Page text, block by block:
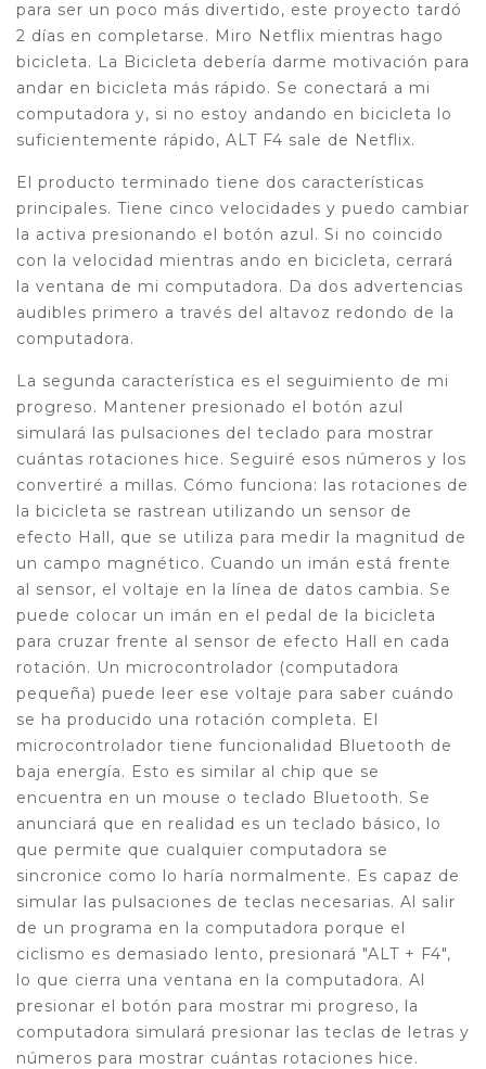
para ser un poco más divertido, este proyecto tardó
2 días en completarse. Miro Netflix mientras hago
bicicleta. La Bicicleta debería darme motivación para
andar en bicicleta más rápido. Se conectará a mi
computadora y, si no estoy andando en bicicleta lo
suficientemente rápido, ALT F4 sale de Netflix.
El producto terminado tiene dos características
principales. Tiene cinco velocidades y puedo cambiar
la activa presionando el botón azul. Si no coincido
con la velocidad mientras ando en bicicleta, cerrará
la ventana de mi computadora. Da dos advertencias
audibles primero a través del altavoz redondo de la
computadora.
La segunda característica es el seguimiento de mi
progreso. Mantener presionado el botón azul
simulará las pulsaciones del teclado para mostrar
cuántas rotaciones hice. Seguiré esos números y los
convertiré a millas. Cómo funciona: las rotaciones de
la bicicleta se rastrean utilizando un sensor de
efecto Hall, que se utiliza para medir la magnitud de
un campo magnético. Cuando un imán está frente
al sensor, el voltaje en la línea de datos cambia. Se
puede colocar un imán en el pedal de la bicicleta
para cruzar frente al sensor de efecto Hall en cada
rotación. Un microcontrolador (computadora
pequeña) puede leer ese voltaje para saber cuándo
se ha producido una rotación completa. El
microcontrolador tiene funcionalidad Bluetooth de
baja energía. Esto es similar al chip que se
encuentra en un mouse o teclado Bluetooth. Se
anunciará que en realidad es un teclado básico, lo
que permite que cualquier computadora se
sincronice como lo haría normalmente. Es capaz de
simular las pulsaciones de teclas necesarias. Al salir
de un programa en la computadora porque el
ciclismo es demasiado lento, presionará "ALT + F4",
lo que cierra una ventana en la computadora. Al
presionar el botón para mostrar mi progreso, la
computadora simulará presionar las teclas de letras y
números para mostrar cuántas rotaciones hice.